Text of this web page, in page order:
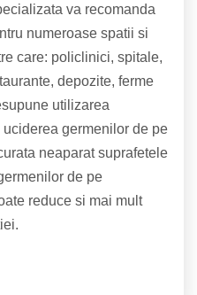
va recomanda
numeroase spatii si
care: policlinici, spitale,
depozite, ferme
utilizarea
germenilor de pe
neaparat suprafetele
de pe
reduce si mai mult